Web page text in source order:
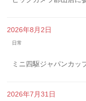
2026年8月2日
日常
ミニ四駆ジャパンカッ
2026年7月31日